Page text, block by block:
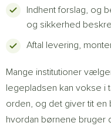
Indhent forslag, og
og sikkerhed
Aftal levering,
Mange institutioner
legepladsen kan vokse i
orden, og det giver tit en
hvordan børnene bruger